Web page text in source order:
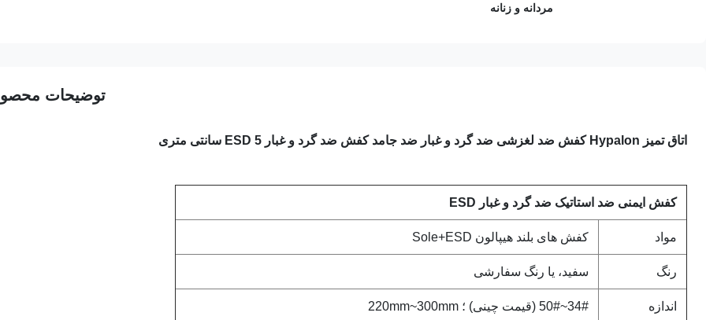
مردانه و زنانه
توضیحات
اتاق تمیز Hypalon کفش ضد لغزشی ضد گرد و غبار ضد جامد کفش ضد گرد و غبار ESD 5 سانتی متری
کفش ایمنی ضد استاتیک ضد گرد و غبار ESD
مواد کفش های بلند هیپالون Sole+ESD
رنگ سفید، یا رنگ سفارشی
اندازه 34#~50# (قیمت چینی) ؛ 220mm~300mm